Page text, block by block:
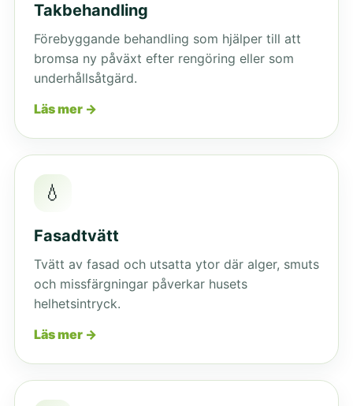
Takbehandling
Förebyggande behandling som hjälper till att
bromsa ny påväxt efter rengöring eller som
underhållsåtgärd.
Läs mer →
💧
Fasadtvätt
Tvätt av fasad och utsatta ytor där alger, smuts
och missfärgningar påverkar husets
helhetsintryck.
Läs mer →